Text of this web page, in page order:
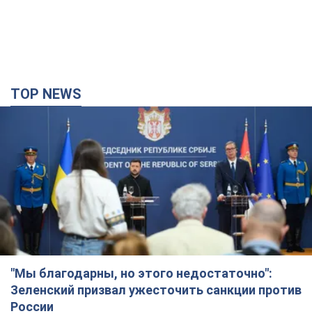
TOP NEWS
"Мы благодарны, но этого недостаточно":
Зеленский призвал ужесточить санкции против
России